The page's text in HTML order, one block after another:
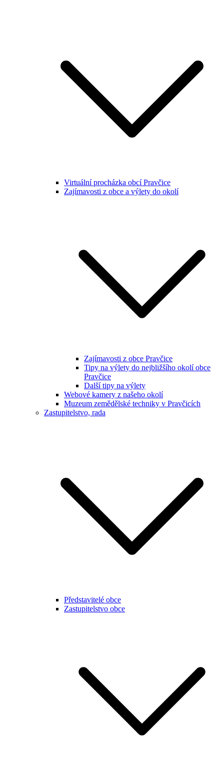
Virtuální procházka obcí Pravčice
Zajímavosti z obce a výlety do okolí
Zajímavosti z obce Pravčice
Tipy na výlety do nejbližšího okolí obce
Pravčice
Další tipy na výlety
Webové kamery z našeho okolí
Muzeum zemědělské techniky v Pravčicích
Zastupitelstvo, rada
Představitelé obce
Zastupitelstvo obce